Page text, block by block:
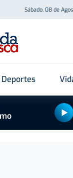
Sábado, 08 de
Deportes